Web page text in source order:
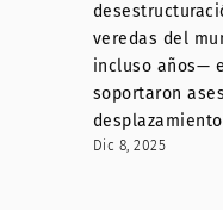
veredas del
incluso años—
soportaron
Dic 8, 2025